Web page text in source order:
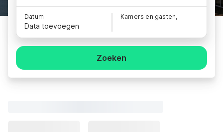
Datum
Data toevoegen
Kamers en gasten,
Zoeken